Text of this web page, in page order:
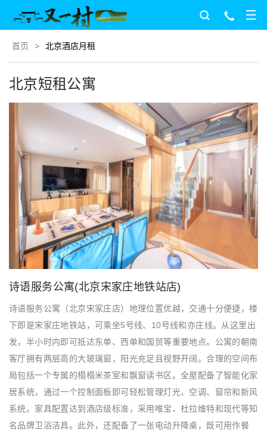
首页 > 北京酒店月租
北京短租公寓
诗语服务公寓(北京宋家庄地铁站店)
诗语服务公寓（北京宋家庄店）地理位置优越，交通十分便捷，楼
下即是宋家庄地铁站，可乘坐5号线、10号线和亦庄线。从这里出
发，半小时内即可抵达东单、西单和国贸等重要地点。公寓的朝南
客厅拥有两层高的大玻璃窗，阳光充足且视野开阔。合理的空间布
局包括一个专属的榻榻米茶室和飘窗读书区。全屋配备了智能化家
居系统，通过一个控制面板即可轻松管理灯光、空调、窗帘和新风
系统。家具配置达到酒店级标准，采用唯宝、杜拉维特和现代等知
名品牌卫浴洁具。此外，还配备了一张电动升降桌，既可用作餐